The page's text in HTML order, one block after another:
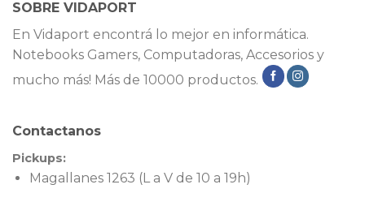
SOBRE VIDAPORT
En Vidaport encontrá lo mejor en informática.
Notebooks Gamers, Computadoras, Accesorios y
mucho más! Más de 10000 productos.
Contactanos
Pickups:
Magallanes 1263 (L a V de 10 a 19h)